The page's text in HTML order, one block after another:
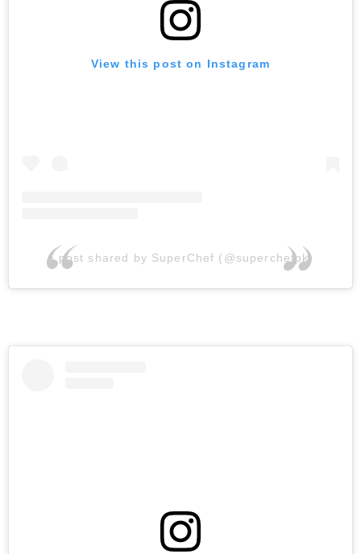
View this post on Instagram
A post shared by SuperChef (@superchefpk)